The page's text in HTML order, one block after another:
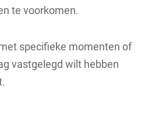
te voorkomen.
specifieke momenten of
vastgelegd wilt hebben